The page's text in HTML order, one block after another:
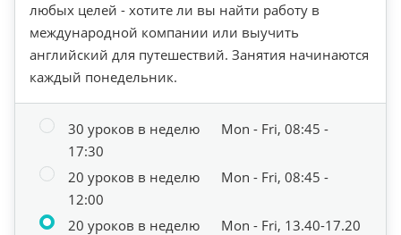
любых целей - хотите ли вы найти работу в
международной компании или выучить
английский для путешествий. Занятия начинаются
каждый понедельник.
30 уроков в неделю
Mon - Fri, 08:45 -
17:30
20 уроков в неделю
Mon - Fri, 08:45 -
12:00
20 уроков в неделю
Mon - Fri, 13.40-17.20